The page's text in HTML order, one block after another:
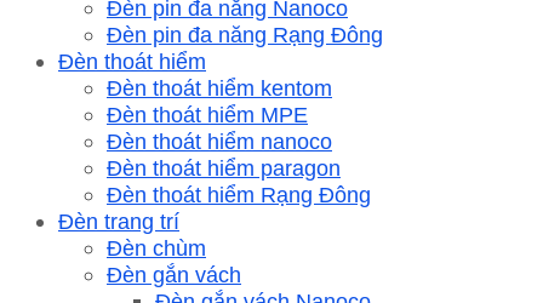
Đèn pin đa năng Nanoco
Đèn pin đa năng Rạng Đông
Đèn thoát hiểm
Đèn thoát hiểm kentom
Đèn thoát hiểm MPE
Đèn thoát hiểm nanoco
Đèn thoát hiểm paragon
Đèn thoát hiểm Rạng Đông
Đèn trang trí
Đèn chùm
Đèn gắn vách